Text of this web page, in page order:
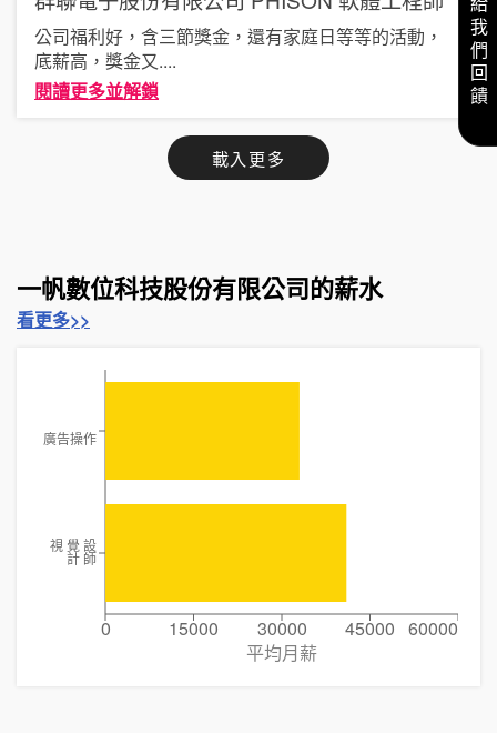
公司福利好，含三節獎金，還有家庭日等等的活動，
底薪高，獎金又....
閱讀更多並解鎖
載入更多
一帆數位科技股份有限公司的薪水
看更多>>
0 15000 30000 45000 60000
平均月薪
廣告操作
視 覺 設
計 師
給我們回饋